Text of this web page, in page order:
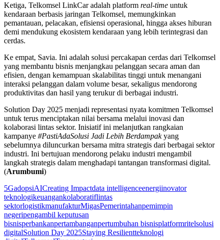
Ketiga, Telkomsel LinkCar adalah platform real-time untuk
kendaraan berbasis jaringan Telkomsel, memungkinkan
pemantauan, pelacakan, efisiensi operasional, hingga akses hiburan
demi mendukung ekosistem kendaraan yang lebih terintegrasi dan
cerdas.
Ke empat, Savia. Ini adalah solusi percakapan cerdas dari Telkomsel
yang membantu bisnis menjangkau pelanggan secara aman dan
efisien, dengan kemampuan skalabilitas tinggi untuk menangani
interaksi pelanggan dalam volume besar, sekaligus mendorong
produktivitas dan hasil yang terukur di berbagai industri.
Solution Day 2025 menjadi representasi nyata komitmen Telkomsel
untuk terus menciptakan nilai bersama melalui inovasi dan
kolaborasi lintas sektor. Inisiatif ini melanjutkan rangkaian
kampanye #PastiAdaSolusi Jadi Lebih Berdampakyang
sebelumnya diluncurkan bersama mitra strategis dari berbagai sektor
industri. Ini bertujuan mendorong pelaku industri mengambil
langkah strategis dalam menghadapi tantangan transformasi digital.
(Arumbumi)
5GadopsiAICreating Impactdata intelligenceenergiinovator
teknologikeuangankolaboratiflintas
sektorlogistikmanufakturMigasPemerintahanpemimpin
negeripengambil keputusan
bisnisperbankanpertambanganpertumbuhan bisnisplatformritelsolusi
digitalSolution Day 2025Staying Resilientteknologi